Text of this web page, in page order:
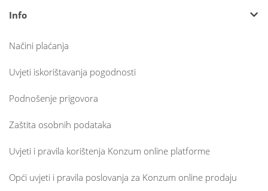
Info
Načini plaćanja
Uvjeti iskorištavanja pogodnosti
Podnošenje prigovora
Zaštita osobnih podataka
Uvjeti i pravila korištenja Konzum online platforme
Opći uvjeti i pravila poslovanja za Konzum online prodaju